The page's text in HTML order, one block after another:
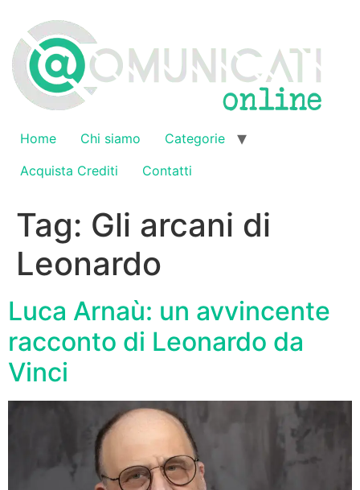
contenuto
Home Chi siamo
Categorie
Acquista Crediti
Contatti
Tag: Gli arcani di
Leonardo
Luca Arnaù: un avvincente
racconto di Leonardo da
Vinci